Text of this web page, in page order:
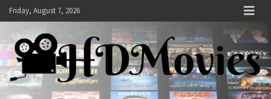
SkipFriday, August 7, 2026